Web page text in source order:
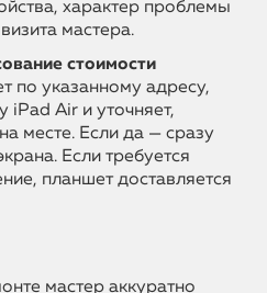
характер проблемы
мастера.
стоимости
по указанному адресу,
iPad Air и уточняет,
месте. Если да — сразу
Если требуется
планшет доставляется
мастер аккуратно